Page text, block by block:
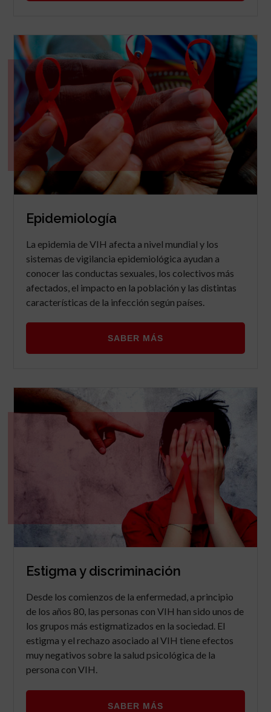
Epidemiología
La epidemia de VIH afecta a nivel mundial y los
sistemas de vigilancia epidemiológica ayudan a
conocer las conductas sexuales, los colectivos más
afectados, el impacto en la población y las distintas
características de la infección según países.
SABER MÁS
Estigma y discriminación
Desde los comienzos de la enfermedad, a principio
de los años 80, las personas con VIH han sido unos de
los grupos más estigmatizados en la sociedad. El
estigma y el rechazo asociado al VIH tiene efectos
muy negativos sobre la salud psicológica de la
persona con VIH.
SABER MÁS